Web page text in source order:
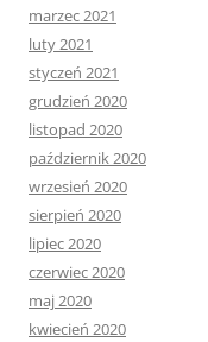
marzec 2021
luty 2021
styczeń 2021
grudzień 2020
listopad 2020
październik 2020
wrzesień 2020
sierpień 2020
lipiec 2020
czerwiec 2020
maj 2020
kwiecień 2020